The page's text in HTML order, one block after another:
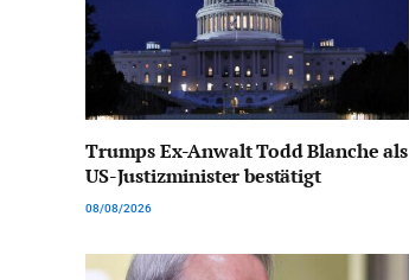
Trumps Ex-Anwalt Todd Blanche als
US-Justizminister bestätigt
08/08/2026